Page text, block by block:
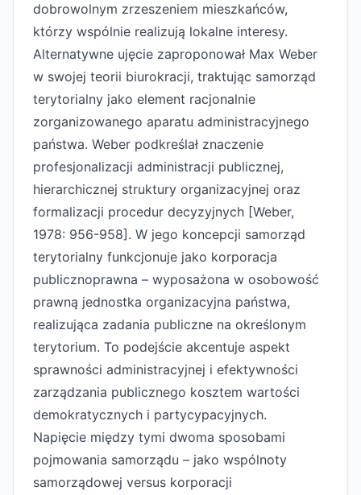
dobrowolnym zrzeszeniem mieszkańców,
którzy wspólnie realizują lokalne interesy.
Alternatywne ujęcie zaproponował Max Weber
w swojej teorii biurokracji, traktując samorząd
terytorialny jako element racjonalnie
zorganizowanego aparatu administracyjnego
państwa. Weber podkreślał znaczenie
profesjonalizacji administracji publicznej,
hierarchicznej struktury organizacyjnej oraz
formalizacji procedur decyzyjnych [Weber,
1978: 956-958]. W jego koncepcji samorząd
terytorialny funkcjonuje jako korporacja
publicznoprawna – wyposażona w osobowość
prawną jednostka organizacyjna państwa,
realizująca zadania publiczne na określonym
terytorium. To podejście akcentuje aspekt
sprawności administracyjnej i efektywności
zarządzania publicznego kosztem wartości
demokratycznych i partycypacyjnych.
Napięcie między tymi dwoma sposobami
pojmowania samorządu – jako wspólnoty
samorządowej versus korporacji